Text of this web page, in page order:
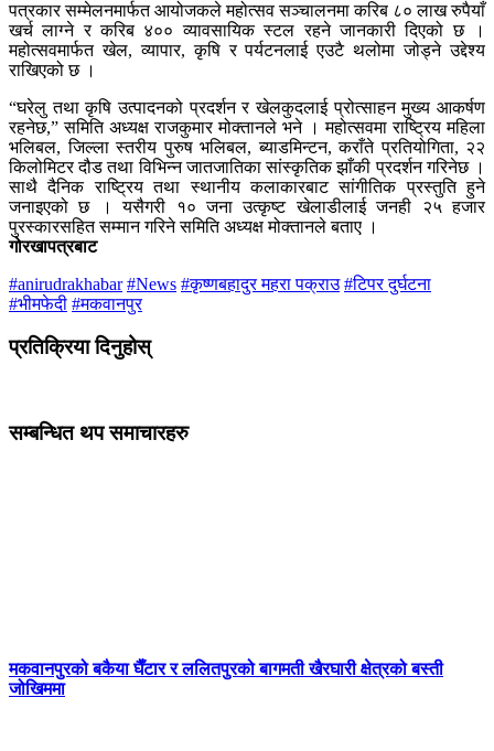
पत्रकार सम्मेलनमार्फत आयोजकले महोत्सव सञ्चालनमा करिब ८० लाख रुपैयाँ
खर्च लाग्ने र करिब ४०० व्यावसायिक स्टल रहने जानकारी दिएको छ ।
महोत्सवमार्फत खेल, व्यापार, कृषि र पर्यटनलाई एउटै थलोमा जोड्ने उद्देश्य
राखिएको छ ।
“घरेलु तथा कृषि उत्पादनको प्रदर्शन र खेलकुदलाई प्रोत्साहन मुख्य आकर्षण
रहनेछ,” समिति अध्यक्ष राजकुमार मोक्तानले भने । महोत्सवमा राष्ट्रिय महिला
भलिबल, जिल्ला स्तरीय पुरुष भलिबल, ब्याडमिन्टन, कराँते प्रतियोगिता, २२
किलोमिटर दौड तथा विभिन्न जातजातिका सांस्कृतिक झाँकी प्रदर्शन गरिनेछ ।
साथै दैनिक राष्ट्रिय तथा स्थानीय कलाकारबाट सांगीतिक प्रस्तुति हुने
जनाइएको छ । यसैगरी १० जना उत्कृष्ट खेलाडीलाई जनही २५ हजार
पुरस्कारसहित सम्मान गरिने समिति अध्यक्ष मोक्तानले बताए ।
गोरखापत्रबाट
#anirudrakhabar #News #कृष्णबहादुर महरा पक्राउ #टिपर दुर्घटना
#भीमफेदी #मकवानपुर
प्रतिक्रिया दिनुहोस्
सम्बन्धित थप समाचारहरु
मकवानपुरको बकैया घैँटार र ललितपुरको बागमती खैरघारी क्षेत्रको बस्ती
जोखिममा